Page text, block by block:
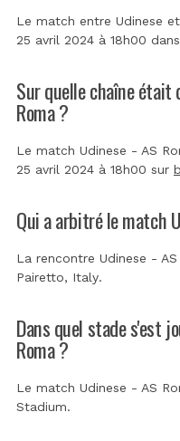
Le match entre Udinese
25 avril 2024 à 18h00
Sur quelle chaîne
Roma ?
Le match Udinese - AS
25 avril 2024 à 18h00 sur
Qui a arbitré le match
La rencontre Udinese -
Pairetto, Italy.
Dans quel stade s'est
Roma ?
Le match Udinese - AS
Stadium.